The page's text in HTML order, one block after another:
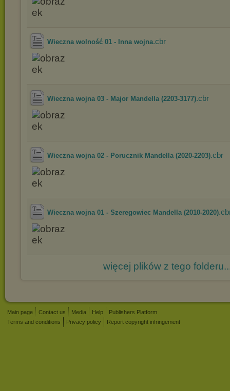
Wieczna wolność 01 - Inna wojna.cbr
Wieczna wojna 03 - Major Mandella (2203-3177).cbr
Wieczna wojna 02 - Porucznik Mandella (2020-2203).cbr
Wieczna wojna 01 - Szeregowiec Mandella (2010-2020)
więcej plików z tego
Main page Contact us Media Help
Publishers Platform
Terms and conditions
Privacy policy Report copyright infringement